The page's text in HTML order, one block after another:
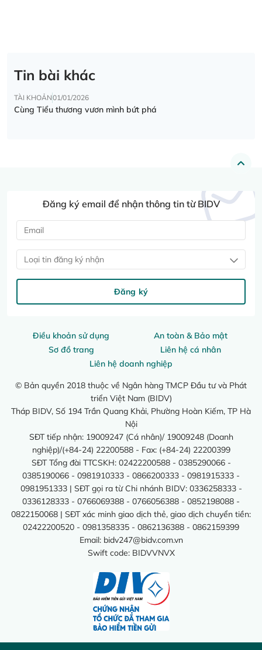
Tin bài khác
TÀI KHOẢN01/01/2026
Cùng Tiểu thương vươn mình bứt phá
Điều khoản sử dụng
An toàn & Bảo mật
Sơ đồ trang
Liên hệ cá nhân
Liên hệ doanh nghiệp
© Bản quyền 2018 thuộc về Ngân hàng TMCP Đầu tư và Phát
triển Việt Nam (BIDV)
Tháp BIDV, Số 194 Trần Quang Khải, Phường Hoàn Kiếm, TP Hà
Nội
SĐT tiếp nhận: 19009247 (Cá nhân)/ 19009248 (Doanh
nghiệp)/(+84-24) 22200588 - Fax: (+84-24) 22200399
SĐT Tổng đài TTCSKH: 02422200588 - 0385290066 -
0385190066 - 0981910333 - 0866200333 - 0981915333 -
0981951333 | SĐT gọi ra từ Chi nhánh BIDV: 0336258333 -
0336128333 - 0766069388 - 0766056388 - 0852198088 -
0822150068 | SĐT xác minh giao dịch thẻ, giao dịch chuyển tiền:
02422200520 - 0981358335 - 0862136388 - 0862159399
Email: bidv247@bidv.com.vn
Swift code: BIDVVNVX
Đăng ký email để nhận thông tin từ BIDV
Loại tin đăng ký nhận
Đăng ký